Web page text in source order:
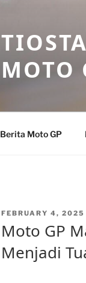
MOTO
Berita Moto GP
POSTED
FEBRUARY 4, 2025
Moto GP
Menjadi